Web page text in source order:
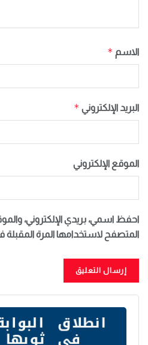
الاسم *
البريد الإلكتروني *
الموقع الإلكتروني
احفظ اسمي، بريدي الإلكتروني،
المتصفح لاستخدامها المرة المقبلة